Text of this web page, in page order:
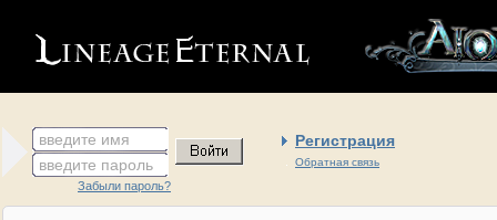
введите имя Регистрация
Обратная связь
введите пароль
Забыли пароль?